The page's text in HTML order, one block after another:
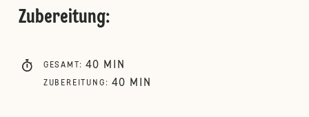
Zubereitung:
GESAMT : 40 MIN
ZUBEREITUNG : 40 MIN